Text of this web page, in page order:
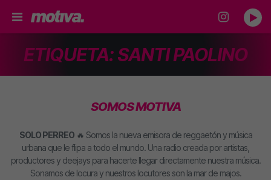
ETIQUETA:SANTI PAOLINO
SOMOS MOTIVA
SOLO PERREO🔥 Somos la nueva emisora de reggaetón y música
urbana que le flipa a todo el mundo. Una radio creada por artistas,
productores y deejays para hacerte llegar directamente nuestra música.
Sonamos de locura y nuestros locutores son la mar de majos.